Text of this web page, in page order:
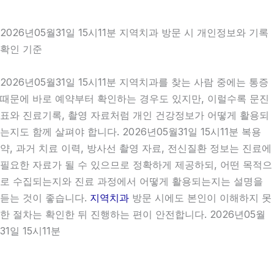
2026년05월31일 15시11분 지역치과 방문 시 개인정보와 기록
확인 기준
2026년05월31일 15시11분 지역치과를 찾는 사람 중에는 통증
때문에 바로 예약부터 확인하는 경우도 있지만, 이럴수록 문진
표와 진료기록, 촬영 자료처럼 개인 건강정보가 어떻게 활용되
는지도 함께 살펴야 합니다. 2026년05월31일 15시11분 복용
약, 과거 치료 이력, 방사선 촬영 자료, 전신질환 정보는 진료에
필요한 자료가 될 수 있으므로 정확하게 제공하되, 어떤 목적으
로 수집되는지와 진료 과정에서 어떻게 활용되는지는 설명을
듣는 것이 좋습니다. 지역치과 방문 시에도 본인이 이해하지 못
한 절차는 확인한 뒤 진행하는 편이 안전합니다. 2026년05월
31일 15시11분